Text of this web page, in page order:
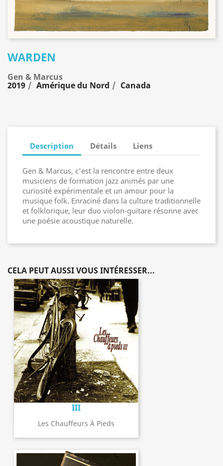
WARDEN
Gen & Marcus
2019 Amérique du Nord Canada
Description Détails Liens
Gen & Marcus, c’est la rencontre entre deux
musiciens de formation jazz animés par une
curiosité expérimentale et un amour pour la
musique folk. Enraciné dans la culture traditionnelle
et folklorique, leur duo violon-guitare résonne avec
une poésie acoustique naturelle.
CELA PEUT AUSSI VOUS INTÉRESSER...
III
Les Chauffeurs À Pieds